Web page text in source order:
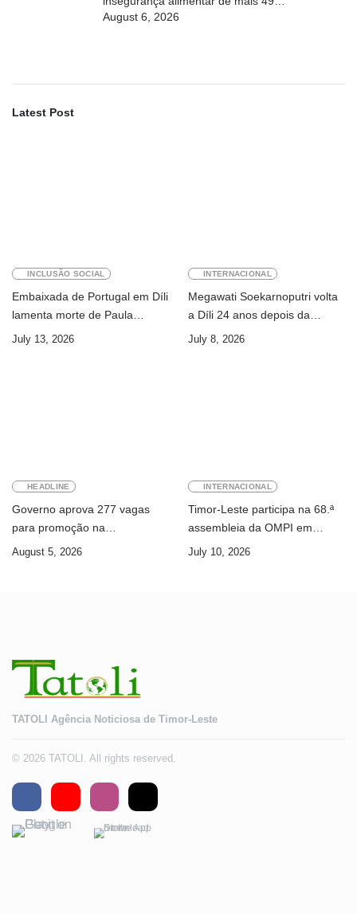
milhões de pessoas até 2027
August 6, 2026
Latest Post
INCLUSÃO SOCIAL
Embaixada de Portugal em Díli
lamenta morte de Paula
Ferreira Pinto
July 13, 2026
INTERNACIONAL
Megawati Soekarnoputri volta
a Díli 24 anos depois da
primeira visita
July 8, 2026
HEADLINE
Governo aprova 277 vagas
para promoção na
Administração Pública
August 5, 2026
INTERNACIONAL
Timor-Leste participa na 68.ª
assembleia da OMPI em
Genebra
July 10, 2026
TATOLI Agência Noticiosa de Timor-Leste
© 2026 TATOLI. All rights reserved.